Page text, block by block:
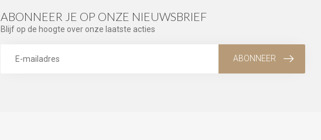
ABONNEER JE OP ONZE NIEUWSBRIEF
Blijf op de hoogte over onze laatste acties
ABONNEER